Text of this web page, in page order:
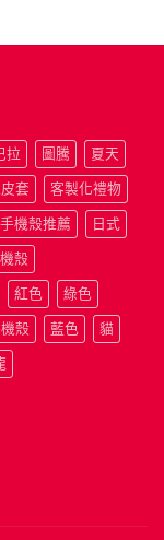
拉 圖騰 夏天
套 客製化禮物
手機殼推薦 日式
殼
紅色 綠色
殼 藍色 貓